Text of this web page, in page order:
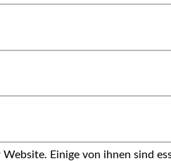
Einige von ihnen sind